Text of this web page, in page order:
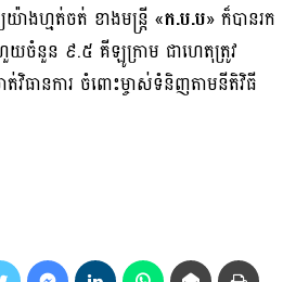
ាងហ្មត់ចត់ ខាងមន្រ្តី «ក.ប.ប» ក៏បានរក
យចំនួន ៩.៥ គីឡូក្រាម ជាហេតុត្រូវ
វិធានការ ចំពោះម្ចាស់ទំនិញតាមនីតិវិធី